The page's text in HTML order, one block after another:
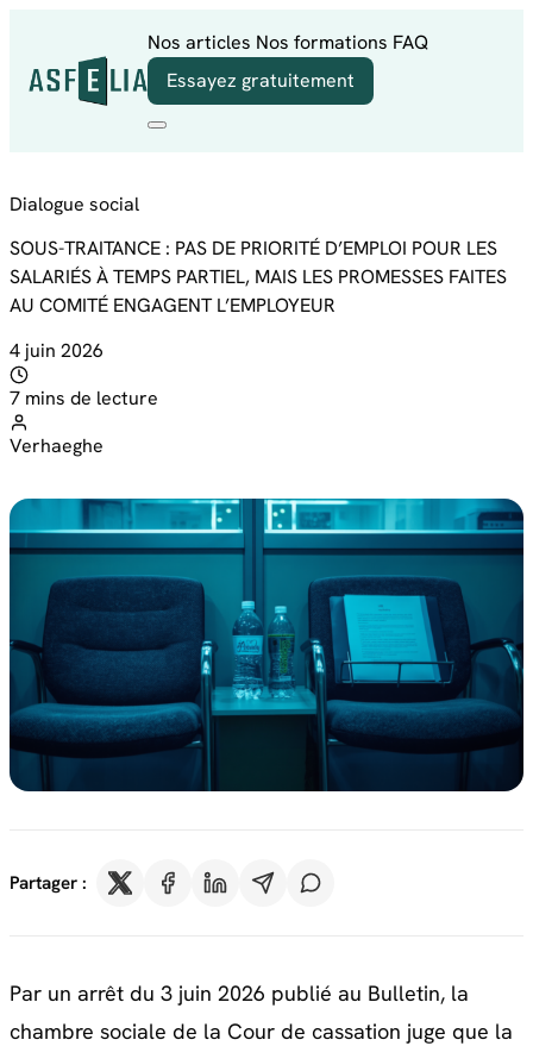
Nos articles Nos formations FAQ
Essayez gratuitement
Dialogue social
SOUS-TRAITANCE : PAS DE PRIORITÉ D’EMPLOI POUR LES
SALARIÉS À TEMPS PARTIEL, MAIS LES PROMESSES FAITES
AU COMITÉ ENGAGENT L’EMPLOYEUR
4 juin 2026
7 mins de lecture
Verhaeghe
Partager :
Par un arrêt du 3 juin 2026 publié au Bulletin, la
chambre sociale de la Cour de cassation juge que la